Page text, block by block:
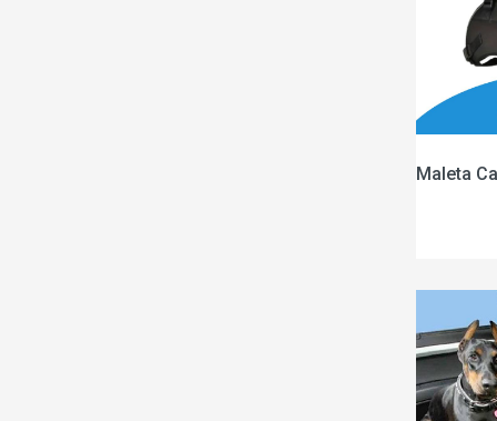
Maleta